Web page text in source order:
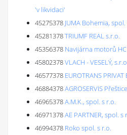
'v likvidaci'
45275378 JUMA Bohemia, spol.
45281378TRIUMF REAL s.r.o.
45356378 Navijárna motorů
45802378VLACH - VESELÝ,
46577378 EUROTRANS
46884378AGROSERVIS
46965378A.M.K., spol. s r.o.
46971378AE PARTNER, spol. s
46994378 Roko spol. s r.o.